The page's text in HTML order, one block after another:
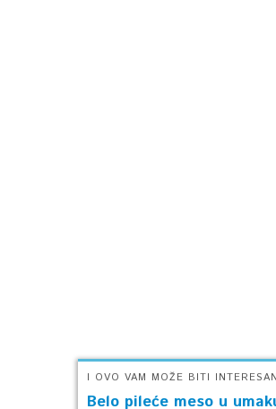
I OVO VAM MOŽE BITI
Belo pileće meso u